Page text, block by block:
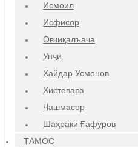
Исмоил
Исфисор
Овчиқалъача
Унҷӣ
Ҳайдар Усмонов
Хистеварз
Чашмасор
Шаҳраки Ғафуров
ТАМОС